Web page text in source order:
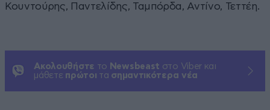
Κουντούρης, Παντελίδης, Ταμπόρδα, Αντίνο, Τεττέη.
Ακολουθήστε το Newsbeast στο Viber και
μάθετε πρώτοι τα σημαντικότερα νέα